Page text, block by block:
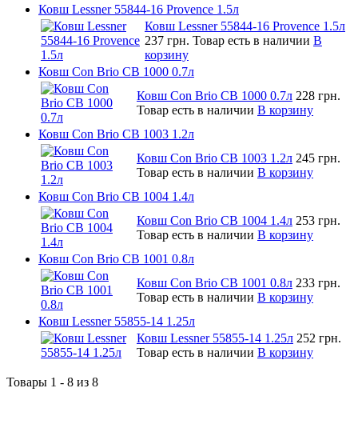
Ковш Lessner 55844-16 Provence 1.5л
Ковш Lessner 55844-16 Provence 1.5л
237 грн. Товар есть в наличии В
корзину
Ковш Con Brio CB 1000 0.7л
Ковш Con Brio CB 1000 0.7л 228 грн.
Товар есть в наличии В корзину
Ковш Con Brio CB 1003 1.2л
Ковш Con Brio CB 1003 1.2л 245 грн.
Товар есть в наличии В корзину
Ковш Con Brio CB 1004 1.4л
Ковш Con Brio CB 1004 1.4л 253 грн.
Товар есть в наличии В корзину
Ковш Con Brio CB 1001 0.8л
Ковш Con Brio CB 1001 0.8л 233 грн.
Товар есть в наличии В корзину
Ковш Lessner 55855-14 1.25л
Ковш Lessner 55855-14 1.25л 252 грн.
Товар есть в наличии В корзину
Товары 1 - 8 из 8